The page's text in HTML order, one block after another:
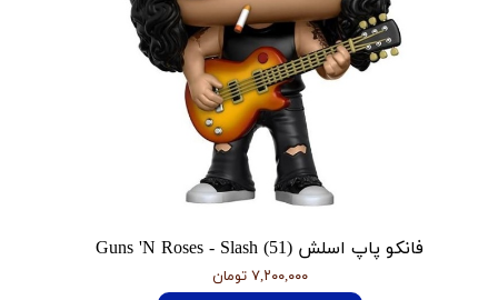
فانکو پاپ اسلش Guns 'N Roses - Slash (51)
۷,۲۰۰,۰۰۰ تومان